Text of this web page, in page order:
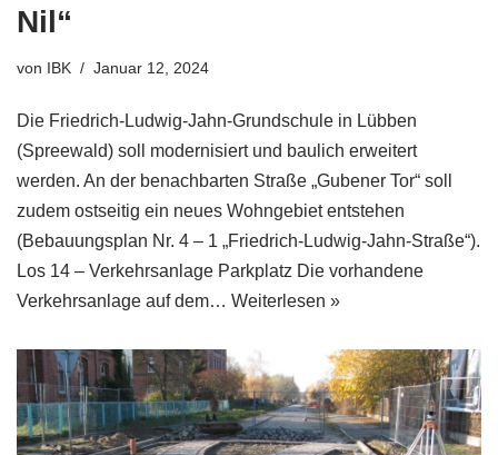
Nil“
von IBK Januar 12, 2024
Die Friedrich-Ludwig-Jahn-Grundschule in Lübben
(Spreewald) soll modernisiert und baulich erweitert
werden. An der benachbarten Straße „Gubener Tor“ soll
zudem ostseitig ein neues Wohngebiet entstehen
(Bebauungsplan Nr. 4 – 1 „Friedrich-Ludwig-Jahn-Straße“).
Los 14 – Verkehrsanlage Parkplatz Die vorhandene
Verkehrsanlage auf dem… Weiterlesen »